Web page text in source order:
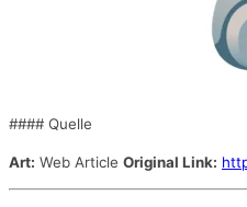
#### Quelle
Art: Web Article Original Link: